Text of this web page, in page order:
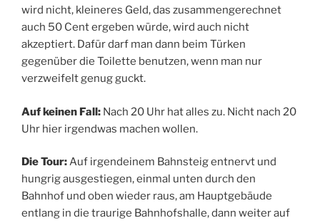
wird nicht, kleineres Geld, das zusammengerechnet
auch 50 Cent ergeben würde, wird auch nicht
akzeptiert. Dafür darf man dann beim Türken
gegenüber die Toilette benutzen, wenn man nur
verzweifelt genug guckt.
Auf keinen Fall: Nach 20 Uhr hat alles zu. Nicht nach 20
Uhr hier irgendwas machen wollen.
Die Tour:Auf irgendeinem Bahnsteig entnervt und
hungrig ausgestiegen, einmal unten durch den
Bahnhof und oben wieder raus, am Hauptgebäude
entlang in die traurige Bahnhofshalle, dann weiter auf